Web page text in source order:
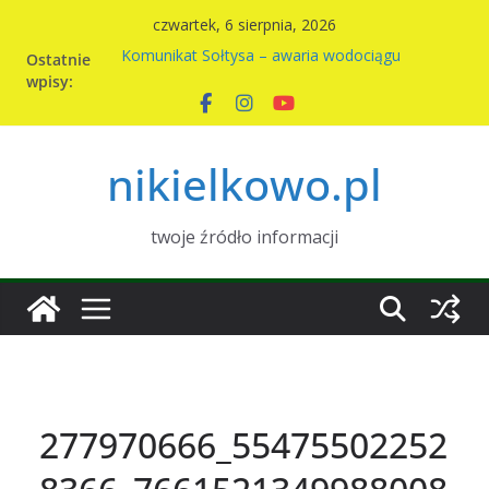
treści
czwartek, 6 sierpnia, 2026
Ostatnie
wpisy:
Komunikat Sołtysa – awaria wodociągu
Nikielkowie na 2026r
Kiermasz ciast na rzecz parafii
Wymiana nasion w Nikielkowie
nikielkowo.pl
twoje źródło informacji
277970666_55475502252